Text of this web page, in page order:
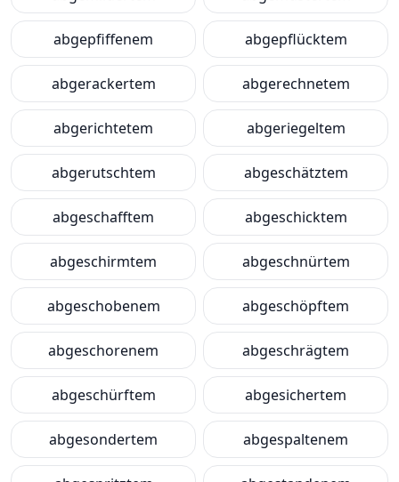
abgepfiffenem abgepflücktem
abgerackertem abgerechnetem
abgerichtetem abgeriegeltem
abgerutschtem abgeschätztem
abgeschafftem abgeschicktem
abgeschirmtem abgeschnürtem
abgeschobenem abgeschöpftem
abgeschorenem abgeschrägtem
abgeschürftem abgesichertem
abgesondertem abgespaltenem